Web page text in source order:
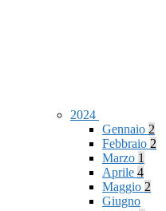
2024
Gennaio 2
Febbraio 2
Marzo 1
Aprile 4
Maggio 2
Giugno